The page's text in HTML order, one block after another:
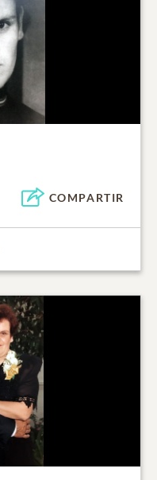
COMPARTIR